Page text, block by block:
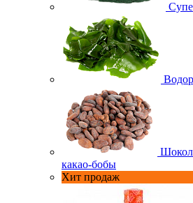
какао-бобы
Хит продаж